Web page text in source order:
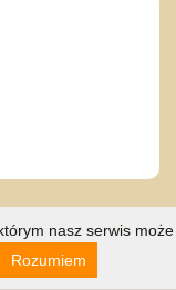
nasz serwis może
Rozumiem